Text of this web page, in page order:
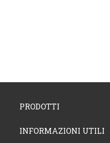
PRODOTTI
INFORMAZIONI UTILI